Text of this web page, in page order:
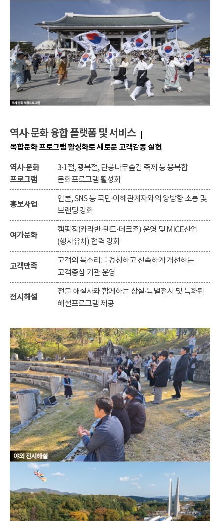
역사·문화 융합 플랫폼 및 서비스
복합문화 프로그램 활성화로 새로운 고객감동 실현
역사·문화
프로그램
3·1절, 광복절, 단풍나무숲길 축제 등 융복합
문화프로그램 활성화
홍보사업
언론, SNS 등 국민·이해관계자와의 양방향 소통 및
브랜딩 강화
여가문화
캠핑장(카라반·텐트·데크존) 운영 및 MICE산업
(행사유치) 협력 강화
고객만족
고객의 목소리를 경청하고 신속하게 개선하는
고객중심 기관 운영
전시해설
전문 해설사와 함께하는 상설·특별전시 및 특화된
해설프로그램 제공